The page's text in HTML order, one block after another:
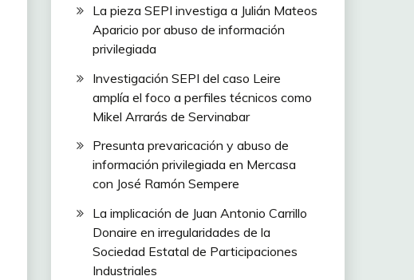
La pieza SEPI investiga a Julián Mateos
Aparicio por abuso de información
privilegiada
Investigación SEPI del caso Leire
amplía el foco a perfiles técnicos como
Mikel Arrarás de Servinabar
Presunta prevaricación y abuso de
información privilegiada en Mercasa
con José Ramón Sempere
La implicación de Juan Antonio Carrillo
Donaire en irregularidades de la
Sociedad Estatal de Participaciones
Industriales